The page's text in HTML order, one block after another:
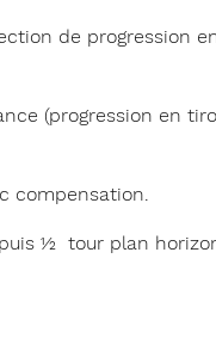
de progression
(progression en
compensation.
½ tour plan